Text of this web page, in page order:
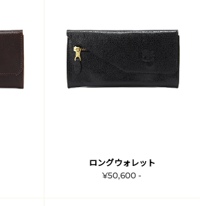
ロングウォレット
¥50,600 -